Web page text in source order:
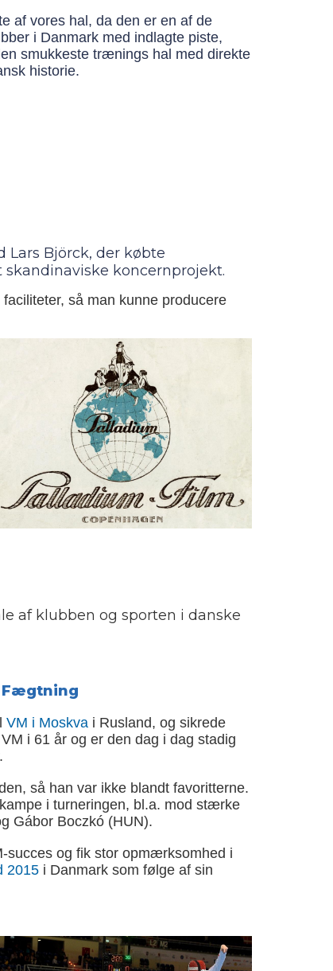
af vores hal, da den er en af de
i Danmark med indlagte piste,
smukkeste trænings hal med direkte
historie.
Lars Björck, der købte
koncernprojekt.
så man kunne producere
af klubben og sporten i danske
Fægtning
VM i Moskva i Rusland, og sikrede
i 61 år og er den dag i dag stadig
så han var ikke blandt favoritterne.
i turneringen, bl.a. mod stærke
Gábor Boczkó (HUN).
succes og fik stor opmærksomhed i
2015 i Danmark som følge af sin